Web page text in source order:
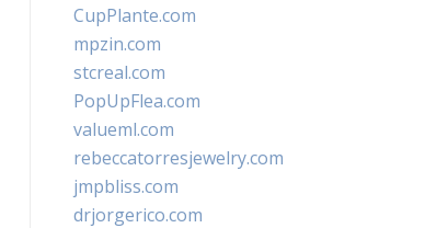
CupPlante.com
mpzin.com
stcreal.com
PopUpFlea.com
valueml.com
rebeccatorresjewelry.com
jmpbliss.com
drjorgerico.com